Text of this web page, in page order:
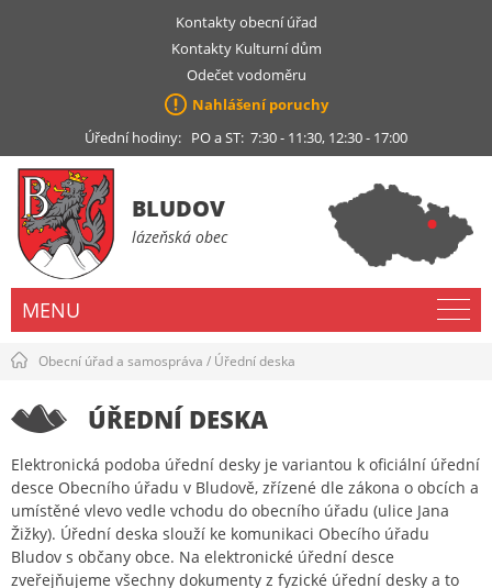
Kontakty obecní úřad
Kontakty Kulturní dům
Odečet vodoměru
Nahlášení poruchy
Úřední hodiny: PO a ST: 7:30 - 11:30, 12:30 - 17:00
BLUDOV
lázeňská obec
MENU
Obecní úřad a samospráva / Úřední deska
ÚŘEDNÍ DESKA
Elektronická podoba úřední desky je variantou k oficiální úřední
desce Obecního úřadu v Bludově, zřízené dle zákona o obcích a
umístěné vlevo vedle vchodu do obecního úřadu (ulice Jana
Žižky). Úřední deska slouží ke komunikaci Obecího úřadu
Bludov s občany obce. Na elektronické úřední desce
zveřejňujeme všechny dokumenty z fyzické úřední desky a to